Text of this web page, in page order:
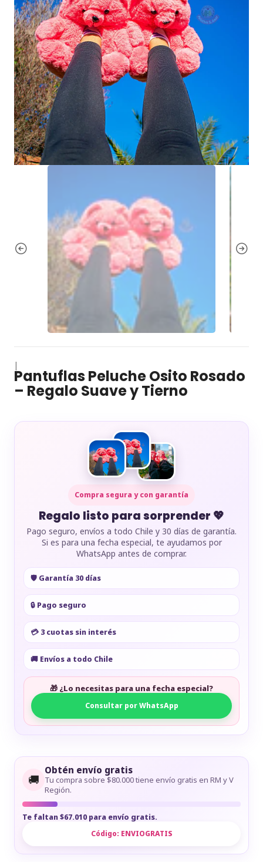
|
Pantuflas Peluche Osito Rosado
– Regalo Suave y Tierno
Compra segura y con garantía
Regalo listo para sorprender 💖
Pago seguro, envíos a todo Chile y 30 días de garantía.
Si es para una fecha especial, te ayudamos por
WhatsApp antes de comprar.
🛡️ Garantía 30 días
🔒 Pago seguro
💳 3 cuotas sin interés
🚚 Envíos a todo Chile
🎁 ¿Lo necesitas para una fecha especial?
Consultar por WhatsApp
🚚
Obtén envío gratis
Tu compra sobre $80.000 tiene envío gratis en RM y V
Región.
Te faltan $67.010 para envío gratis.
Código: ENVIOGRATIS